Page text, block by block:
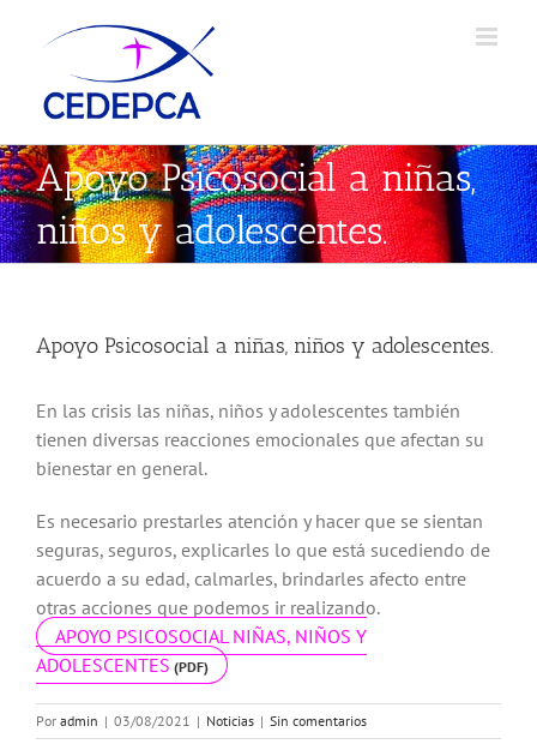
Apoyo Psicosocial a niñas,
niños y adolescentes.
Apoyo Psicosocial a niñas, niños y adolescentes.
En las crisis las niñas, niños y adolescentes también
tienen diversas reacciones emocionales que afectan su
bienestar en general.
Es necesario prestarles atención y hacer que se sientan
seguras, seguros, explicarles lo que está sucediendo de
acuerdo a su edad, calmarles, brindarles afecto entre
otras acciones que podemos ir realizando.
APOYO PSICOSOCIAL NIÑAS, NIÑOS Y
ADOLESCENTES
Por admin | 03/08/2021 | Noticias | Sin comentarios